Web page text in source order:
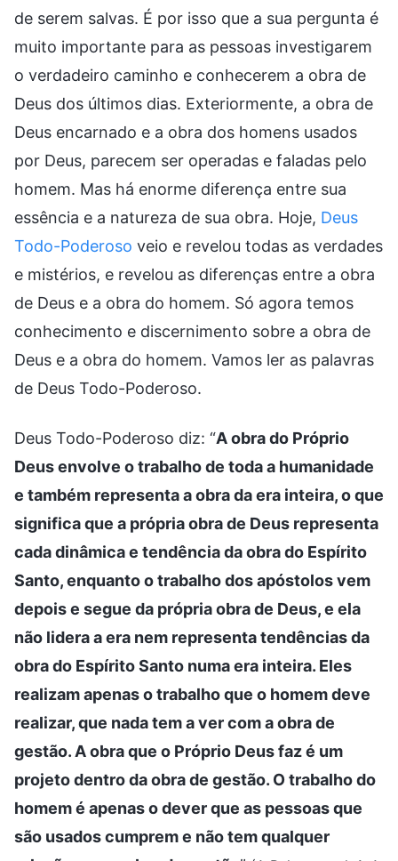
de serem salvas. É por isso que a sua pergunta é
muito importante para as pessoas investigarem
o verdadeiro caminho e conhecerem a obra de
Deus dos últimos dias. Exteriormente, a obra de
Deus encarnado e a obra dos homens usados
por Deus, parecem ser operadas e faladas pelo
homem. Mas há enorme diferença entre sua
essência e a natureza de sua obra. Hoje, Deus
Todo-Poderoso veio e revelou todas as verdades
e mistérios, e revelou as diferenças entre a obra
de Deus e a obra do homem. Só agora temos
conhecimento e discernimento sobre a obra de
Deus e a obra do homem. Vamos ler as palavras
de Deus Todo-Poderoso.
Deus Todo-Poderoso diz: “A obra do Próprio
Deus envolve o trabalho de toda a humanidade
e também representa a obra da era inteira, o que
significa que a própria obra de Deus representa
cada dinâmica e tendência da obra do Espírito
Santo, enquanto o trabalho dos apóstolos vem
depois e segue da própria obra de Deus, e ela
não lidera a era nem representa tendências da
obra do Espírito Santo numa era inteira. Eles
realizam apenas o trabalho que o homem deve
realizar, que nada tem a ver com a obra de
gestão. A obra que o Próprio Deus faz é um
projeto dentro da obra de gestão. O trabalho do
homem é apenas o dever que as pessoas que
são usados cumprem e não tem qualquer